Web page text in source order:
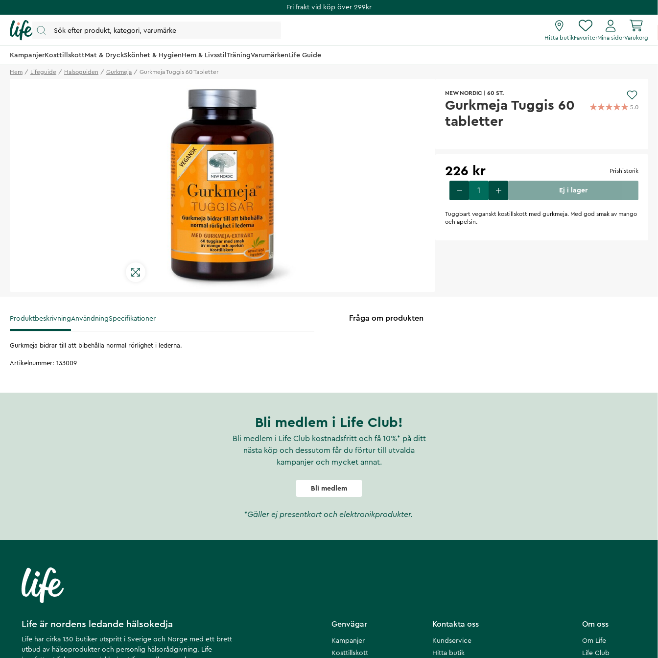
Fri frakt vid köp över 299kr
Hitta butikFavoriterMina sidorVarukorg
KampanjerKosttillskottMat & DryckSkönhet & HygienHem & Livsstil TräningVarumärkenLife Guide
Hem Lifeguide Halsoguiden Gurkmeja Gurkmeja Tuggis 60 Tabletter
NEW NORDIC 60 ST.
Gurkmeja Tuggis 60
tabletter
5.0
226 kr Prishistorik
Ej i lager
Tuggbart veganskt kostillskott med gurkmeja. Med god smak av mango
och apelsin.
ProduktbeskrivningAnvändningSpecifikationer
Gurkmeja bidrar till att bibehålla normal rörlighet i lederna.
Artikelnummer: 133009
Fråga om produkten
Bli medlem i Life Club!
Bli medlem i Life Club kostnadsfritt och få 10%* på ditt
nästa köp och dessutom får du förtur till utvalda
kampanjer och mycket annat.
Bli medlem
*Gäller ej presentkort och elektronikprodukter.
Life är nordens ledande hälsokedja
Life har cirka 130 butiker utspritt i Sverige och Norge med ett brett
utbud av hälsoprodukter och personlig hälsorådgivning. Life
Om oss
Om Life
Life Club
Kontakta oss
Kundservice
Hitta butik
Genvägar
Kampanjer
Kosttillskott